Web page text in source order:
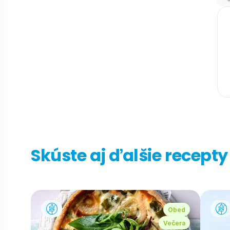
Skúste aj ďalšie
Obed
Večera